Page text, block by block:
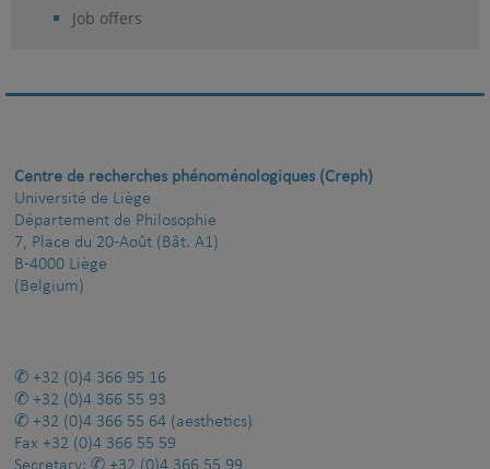
Job offers
Centre de recherches phénoménologiques (Creph)
Université de Liège
Département de Philosophie
7, Place du 20-Août (Bât. A1)
B-4000 Liège
(Belgium)
+32 (0)4 366 95 16
+32 (0)4 366 55 93
+32 (0)4 366 55 64 (aesthetics)
Fax +32 (0)4 366 55 59